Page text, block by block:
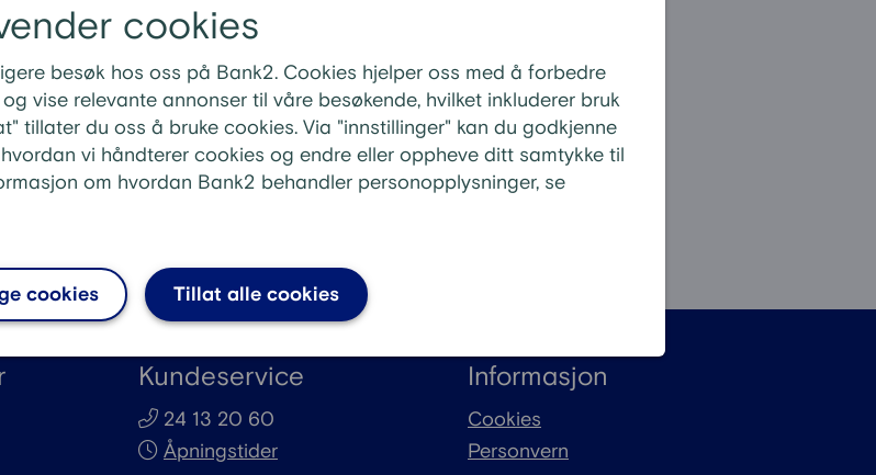
cookies
besøk hos oss på Bank2. Cookies hjelper oss med å forbedre
vise relevante annonser til våre besøkende, hvilket inkluderer bruk
tillater du oss å bruke cookies. Via "innstillinger" kan du godkjenne
vi håndterer cookies og endre eller oppheve ditt samtykke til
om hvordan Bank2 behandler personopplysninger, se
cookies Tillat alle cookies
i bolig?
med og uten sikkerhet?
uten sikkerhet?
Kundeservice
24 13 20 60
Åpningstider
Informasjon
Cookies
Personvern